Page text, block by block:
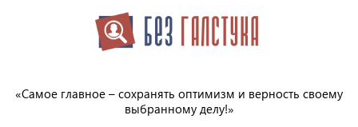
«Самое главное – сохранять оптимизм и верность своему
выбранному делу!»